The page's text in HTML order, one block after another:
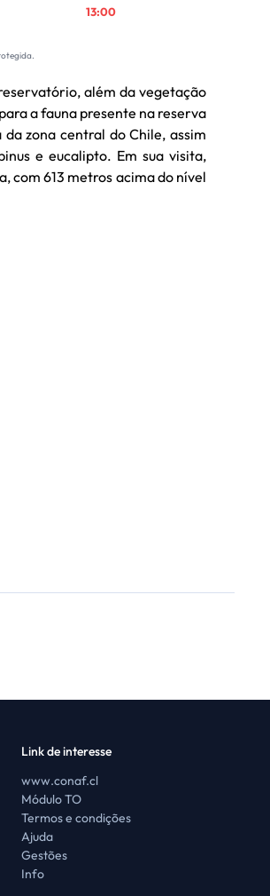
13:00
além da vegetação
a fauna presente na reserva
zona central do Chile, assim
e eucalipto. Em sua visita,
com 613 metros acima do nível
Link de interesse
www.conaf.cl
Módulo TO
Termos e condições
Ajuda
Gestões
Info